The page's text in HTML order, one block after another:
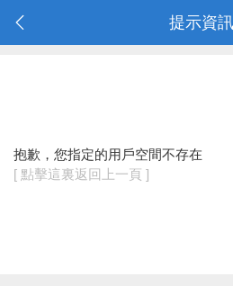
提示資訊
抱歉，您指定的用戶空間不存在
[ 點擊這裏返回上一頁 ]